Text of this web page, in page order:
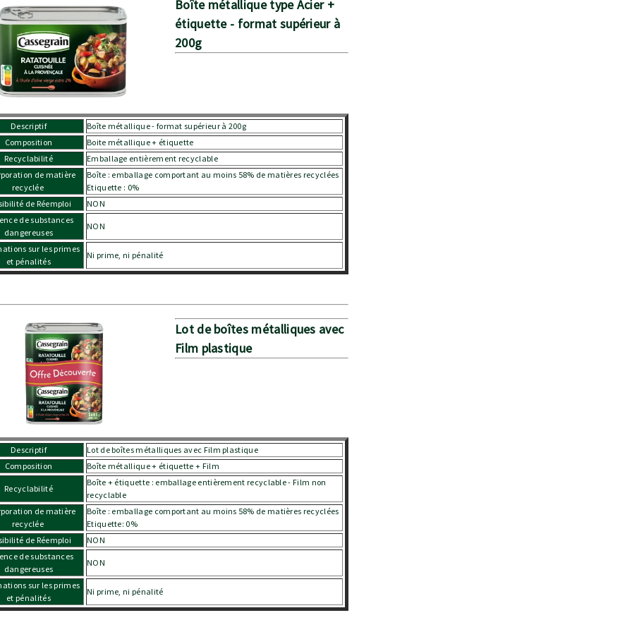
Boîte métallique type Acier +
étiquette - format supérieur à
200g
Descriptif
Boîte métallique - format supérieur à 200g
Composition
Boite métallique + étiquette
Recyclabilité
Emballage entièrement recyclable
de matière
recyclée
Boîte : emballage comportant au moins 58% de matières recyclées
Etiquette : 0%
de Réemploi
NON
de substances
dangereuses
NON
sur les primes
et pénalités
Ni prime, ni pénalité
Lot de boîtes métalliques avec
Film plastique
Descriptif
Lot de boîtes métalliques avec Film plastique
Composition
Boîte métallique + étiquette + Film
Recyclabilité
Boîte + étiquette : emballage entièrement recyclable - Film non
recyclable
de matière
recyclée
Boîte : emballage comportant au moins 58% de matières recyclées
Etiquette: 0%
de Réemploi
NON
de substances
dangereuses
NON
sur les primes
et pénalités
Ni prime, ni pénalité